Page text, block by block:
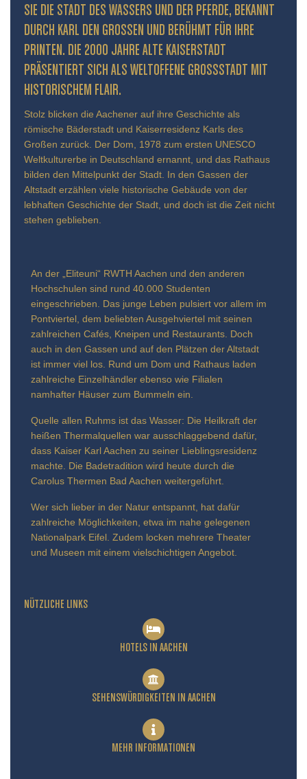
IE DIE STADT DES WASSERS UND DER PFERDE, BEKANNT D
URCH KARL DEN GROSSEN UND BERÜHMT FÜR IHRE PR
INTEN. DIE 2000 JAHRE ALTE KAISERSTADT PR
ÄSENTIERT SICH ALS WELTOFFENE GROSSSTADT MIT HIS
TORISCHEM FLAIR.
Stolz blicken die Aachener auf ihre Geschichte als
römische Bäderstadt und Kaiserresidenz Karls des
Großen zurück. Der Dom, 1978 zum ersten UNESCO
Weltkulturerbe in Deutschland ernannt, und das Rathaus
bilden den Mittelpunkt der Stadt. In den Gassen der
Altstadt erzählen viele historische Gebäude von der
lebhaften Geschichte der Stadt, und doch ist die Zeit nicht
stehen geblieben.
An der „Eliteuni“ RWTH Aachen und den anderen
Hochschulen sind rund 40.000 Studenten
eingeschrieben. Das junge Leben pulsiert vor allem im
Pontviertel, dem beliebten Ausgehviertel mit seinen
zahlreichen Cafés, Kneipen und Restaurants. Doch
auch in den Gassen und auf den Plätzen der Altstadt
ist immer viel los. Rund um Dom und Rathaus laden
zahlreiche Einzelhändler ebenso wie Filialen
namhafter Häuser zum Bummeln ein.
Quelle allen Ruhms ist das Wasser: Die Heilkraft der
heißen Thermalquellen war ausschlaggebend dafür,
dass Kaiser Karl Aachen zu seiner Lieblingsresidenz
machte. Die Badetradition wird heute durch die
Carolus Thermen Bad Aachen weitergeführt.
Wer sich lieber in der Natur entspannt, hat dafür
zahlreiche Möglichkeiten, etwa im nahe gelegenen
Nationalpark Eifel. Zudem locken mehrere Theater
und Museen mit einem vielschichtigen Angebot.
NÜTZLICHE LINKS
HOTELS IN AACHEN
SEHENSWÜRDIGKEITEN IN AACHEN
MEHR INFORMATIONEN